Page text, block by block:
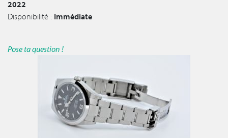
2022
Disponibilité : Immédiate
Pose ta question !